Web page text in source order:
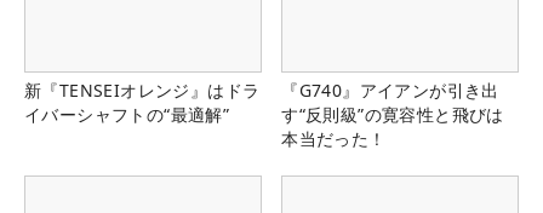
新『TENSEIオレンジ』はドラ
イバーシャフトの“最適解”
『G740』アイアンが引き出
す“反則級”の寛容性と飛びは
本当だった！